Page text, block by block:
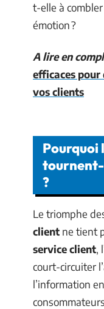
t-elle à
émotion ?
A lire en
efficaces
vos clients
Pourquoi
tournent-
?
Le triomphe
client ne tient
service client,
court-circuiter
l’information